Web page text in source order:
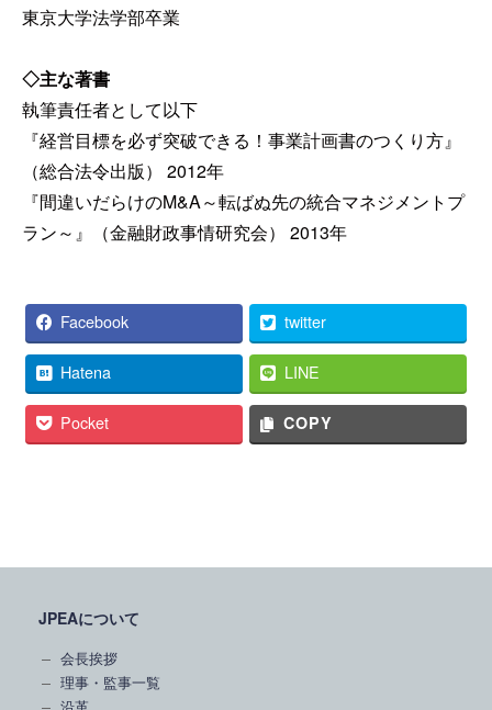
東京大学法学部卒業
◇主な著書
執筆責任者として以下
『経営目標を必ず突破できる！事業計画書のつくり方』
（総合法令出版） 2012年
『間違いだらけのM&A～転ばぬ先の統合マネジメントプ
ラン～』（金融財政事情研究会） 2013年
Facebook twitter
Hatena LINE
Pocket COPY
JPEAについて
会長挨拶
理事・監事一覧
沿革